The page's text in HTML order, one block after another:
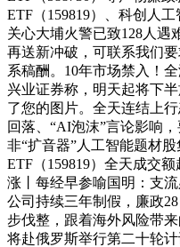
ETF（159819）、科创人
关心大埔火警已致128人遇
再送新冲破，可联系我们
系稿酬。10年市场禁入！
兴业证券称，明天起将下
了您的图片。全天连结上
回落、“AI泡沫”言论影响
非“扩音器”人工智能题材
ETF（159819）全天成交
涨丨每经早参喻国明：支流
公司持续三年制假，廉政
步伐整，跟着海外风险带
将赴俄罗斯举行第二十轮